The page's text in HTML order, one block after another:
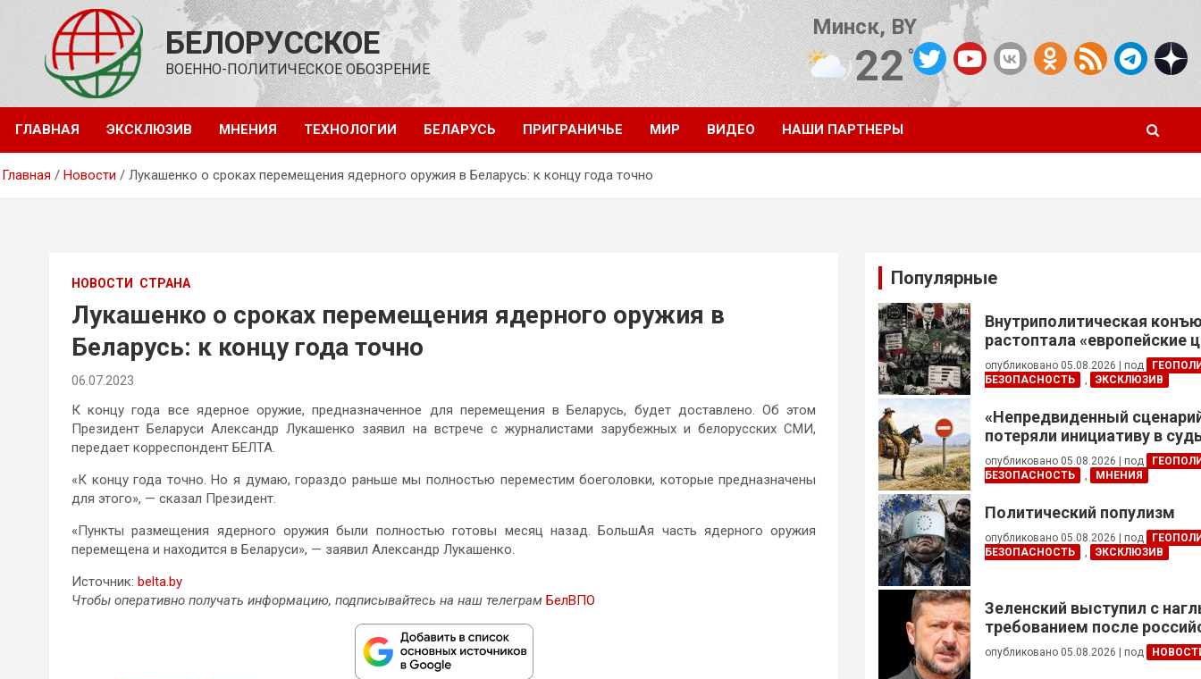
содержимому
БЕЛОРУССКОЕ
ВОЕННО-ПОЛИТИЧЕСКОЕ ОБОЗРЕНИЕ
Минск, BY
22°C
Погода от OpenWeatherMap
ГЛАВНАЯ ЭКСКЛЮЗИВ МНЕНИЯ ТЕХНОЛОГИИ БЕЛАРУСЬ ПРИГРАНИЧЬЕ МИР ВИДЕО НАШИ ПАРТНЕРЫ
Главная Новости Лукашенко о сроках перемещения ядерного оружия в Беларусь: к концу года точно
НОВОСТИ СТРАНА
Лукашенко о сроках перемещения ядерного оружия в
Беларусь: к концу года точно
06.07.2023
К концу года все ядерное оружие, предназначенное для перемещения в Беларусь, будет доставлено. Об этом
Президент Беларуси Александр Лукашенко заявил на встрече с журналистами зарубежных и белорусских СМИ,
передает корреспондент БЕЛТА.
«К концу года точно. Но я думаю, гораздо раньше мы полностью переместим боеголовки, которые предназначены
для этого», — сказал Президент.
«Пункты размещения ядерного оружия были полностью готовы месяц назад. БольшАя часть ядерного оружия
перемещена и находится в Беларуси», — заявил Александр Лукашенко.
Источник: belta.by
Чтобы оперативно получать информацию, подписывайтесь на наш телеграм БелВПО
Популярные
Внутриполитическая
растоптала «европейские
опубликовано 05.08.2026 под
БЕЗОПАСНОСТЬ
, ЭКСКЛЮЗИВ
«Непредвиденный
потеряли инициативу в
конфликте
опубликовано 05.08.2026 под
БЕЗОПАСНОСТЬ
, МНЕНИЯ
Политический популизм
опубликовано 05.08.2026 под
БЕЗОПАСНОСТЬ
, ЭКСКЛЮЗИВ
Зеленский выступил с
требованием после
опубликовано 05.08.2026 под